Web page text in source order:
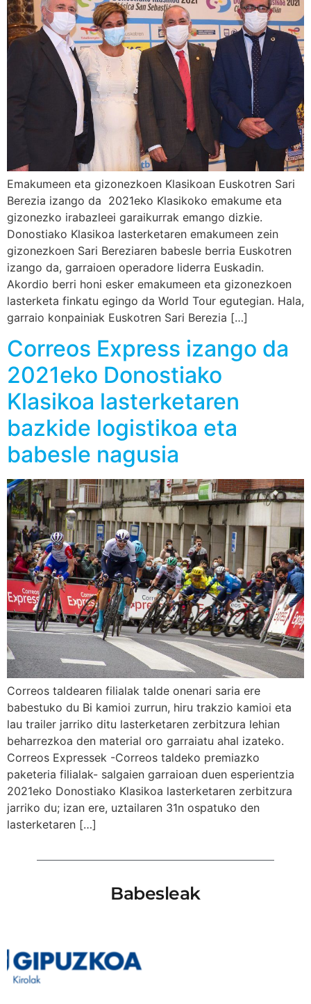
Emakumeen eta gizonezkoen Klasikoan Euskotren Sari
Berezia izango da 2021eko Klasikoko emakume eta
gizonezko irabazleei garaikurrak emango dizkie.
Donostiako Klasikoa lasterketaren emakumeen zein
gizonezkoen Sari Bereziaren babesle berria Euskotren
izango da, garraioen operadore liderra Euskadin.
Akordio berri honi esker emakumeen eta gizonezkoen
lasterketa finkatu egingo da World Tour egutegian. Hala,
garraio konpainiak Euskotren Sari Berezia […]
Correos Express izango da
2021eko Donostiako
Klasikoa lasterketaren
bazkide logistikoa eta
babesle nagusia
Correos taldearen filialak talde onenari saria ere
babestuko du Bi kamioi zurrun, hiru trakzio kamioi eta
lau trailer jarriko ditu lasterketaren zerbitzura lehian
beharrezkoa den material oro garraiatu ahal izateko.
Correos Expressek -Correos taldeko premiazko
paketeria filialak- salgaien garraioan duen esperientzia
2021eko Donostiako Klasikoa lasterketaren zerbitzura
jarriko du; izan ere, uztailaren 31n ospatuko den
lasterketaren […]
Babesleak